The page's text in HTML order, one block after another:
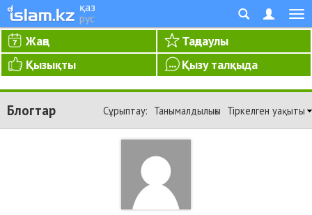
қаз
рус
Жаңа
Таңдаулы
Қызықты
Қызу талқыда
Блогтар Сұрыптау: Танымалдылығы Тіркелген уақыты